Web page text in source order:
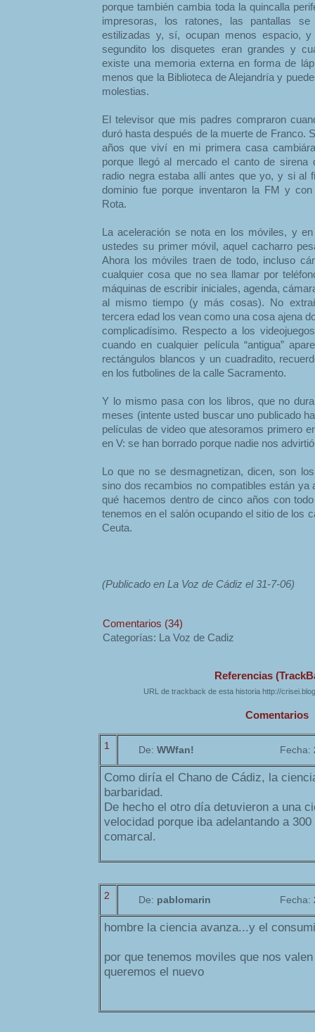
porque también cambia toda la quincalla
impresoras, los ratones, las pantallas
estilizadas y, sí, ocupan menos espacio,
segundito los disquetes eran grandes y
existe una memoria externa en forma de
menos que la Biblioteca de Alejandría y
molestias.
El televisor que mis padres compraron
duró hasta después de la muerte de Franco.
años que viví en mi primera casa
porque llegó al mercado el canto de sirena
radio negra estaba allí antes que yo, y si al
dominio fue porque inventaron la FM y
Rota.
La aceleración se nota en los móviles, y
ustedes su primer móvil, aquel cacharro
Ahora los móviles traen de todo, incluso
cualquier cosa que no sea llamar por
máquinas de escribir iniciales, agenda,
al mismo tiempo (y más cosas). No
tercera edad los vean como una cosa ajena
complicadísimo. Respecto a los
cuando en cualquier película “antigua”
rectángulos blancos y un cuadradito,
en los futbolines de la calle Sacramento.
Y lo mismo pasa con los libros, que no
meses (intente usted buscar uno publicado
películas de video que atesoramos primero
en V: se han borrado porque nadie nos
Lo que no se desmagnetizan, dicen, son
sino dos recambios no compatibles están ya
qué hacemos dentro de cinco años con
tenemos en el salón ocupando el sitio de los
Ceuta.
(Publicado en La Voz de Cádiz el 31-7-06)
Comentarios (34)
Categorías: La Voz de Cadiz
Referencias
URL de trackback de esta historia http://
Comentarios
1 De: WWfan! Fecha:
Como diría el Chano de Cádiz, la
barbaridad.
De hecho el otro día detuvieron a una
velocidad porque iba adelantando a
comarcal.
2 De: pablomarin Fecha:
hombre la ciencia avanza...y el
por que tenemos moviles que nos
queremos el nuevo